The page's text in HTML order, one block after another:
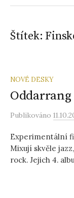
Štítek:
NOVÉ DESKY
Publikováno
Experimentální
Mixují skvěle
rock. Jejich 4.